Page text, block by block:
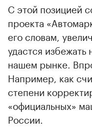
С этой позицией
проекта
его словам,
удастся
нашем рынке.
Например, как
степени
«официальных»
России.